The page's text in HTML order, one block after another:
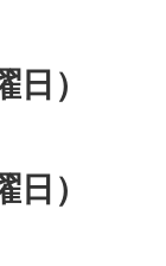
日）
日）